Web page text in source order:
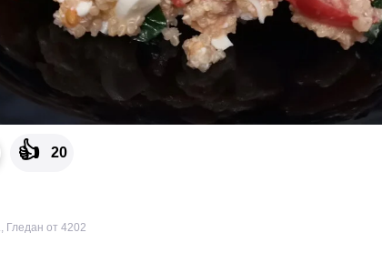
👍 20
Гледан от 4202